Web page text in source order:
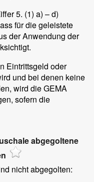
5. (1) a) – d)
für die geleistete
der Anwendung der
Eintrittsgeld oder
und bei denen keine
wird die GEMA
sofern die
abgegoltene
nicht abgegolten: